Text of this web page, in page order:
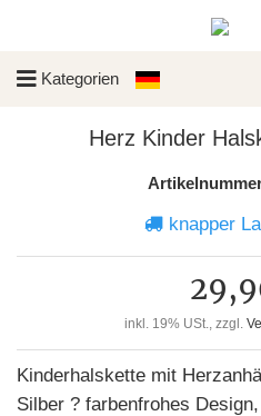
Kategorien
Herz Kinder
knapper
inkl. 19% USt., zzgl.
Kinderhalskette mit
Silber ? farbenfrohes